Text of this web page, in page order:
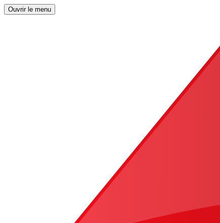
Ouvrir le menu